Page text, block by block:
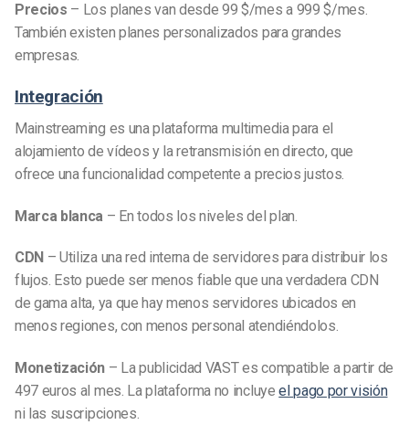
Precios – Los planes van desde 99 $/mes a 999 $/mes.
También existen planes personalizados para grandes
empresas.
Integración
Mainstreaming es una plataforma multimedia para el
alojamiento de vídeos y la retransmisión en directo, que
ofrece una funcionalidad competente a precios justos.
Marca blanca – En todos los niveles del plan.
CDN – Utiliza una red interna de servidores para distribuir los
flujos. Esto puede ser menos fiable que una verdadera CDN
de gama alta, ya que hay menos servidores ubicados en
menos regiones, con menos personal atendiéndolos.
Monetización – La publicidad VAST es compatible a partir de
497 euros al mes. La plataforma no incluyeel pago por visión
ni las suscripciones.